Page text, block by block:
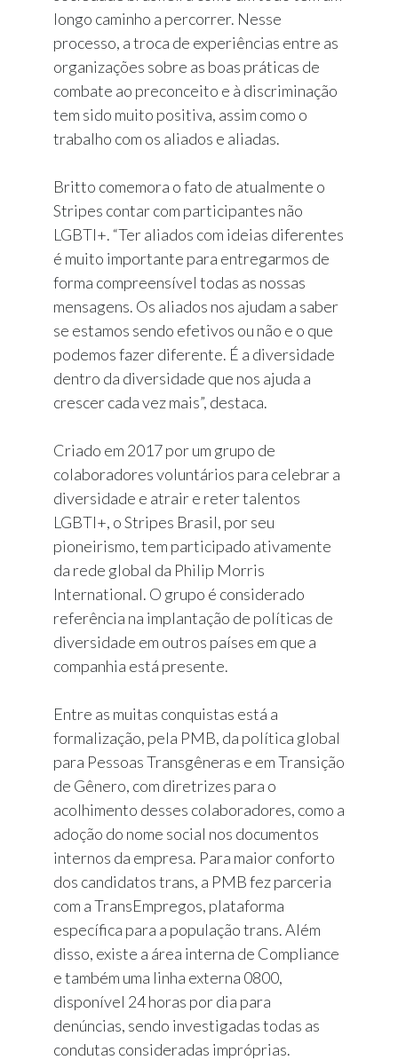
longo caminho a percorrer. Nesse
processo, a troca de experiências entre as
organizações sobre as boas práticas de
combate ao preconceito e à discriminação
tem sido muito positiva, assim como o
trabalho com os aliados e aliadas.
Britto comemora o fato de atualmente o
Stripes contar com participantes não
LGBTI+. “Ter aliados com ideias diferentes
é muito importante para entregarmos de
forma compreensível todas as nossas
mensagens. Os aliados nos ajudam a saber
se estamos sendo efetivos ou não e o que
podemos fazer diferente. É a diversidade
dentro da diversidade que nos ajuda a
crescer cada vez mais”, destaca.
Criado em 2017 por um grupo de
colaboradores voluntários para celebrar a
diversidade e atrair e reter talentos
LGBTI+, o Stripes Brasil, por seu
pioneirismo, tem participado ativamente
da rede global da Philip Morris
International. O grupo é considerado
referência na implantação de políticas de
diversidade em outros países em que a
companhia está presente.
Entre as muitas conquistas está a
formalização, pela PMB, da política global
para Pessoas Transgêneras e em Transição
de Gênero, com diretrizes para o
acolhimento desses colaboradores, como a
adoção do nome social nos documentos
internos da empresa. Para maior conforto
dos candidatos trans, a PMB fez parceria
com a TransEmpregos, plataforma
específica para a população trans. Além
disso, existe a área interna de Compliance
e também uma linha externa 0800,
disponível 24 horas por dia para
denúncias, sendo investigadas todas as
condutas consideradas impróprias.